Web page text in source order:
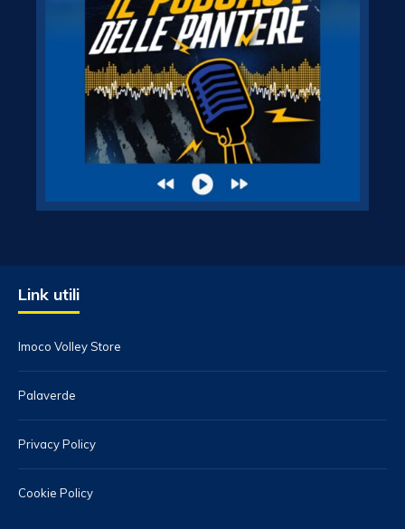
Link utili
Imoco Volley Store
Palaverde
Privacy Policy
Cookie Policy